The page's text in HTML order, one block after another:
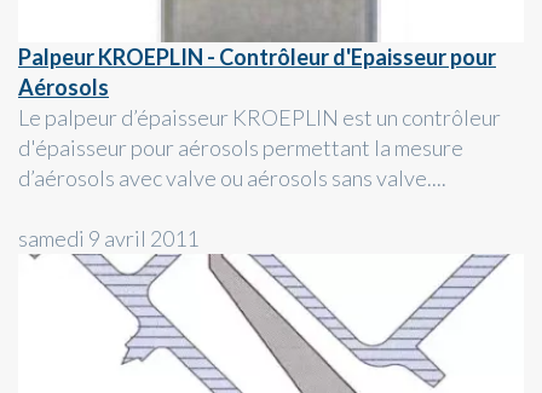
Palpeur KROEPLIN - Contrôleur d'Epaisseur pour
Aérosols
Le palpeur d’épaisseur KROEPLIN est un contrôleur
d'épaisseur pour aérosols permettant la mesure
d’aérosols avec valve ou aérosols sans valve....
samedi 9 avril 2011